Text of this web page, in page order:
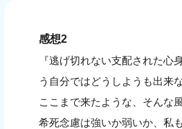
感想2
『逃げ切れない支配された
う自分ではどうしようも出来
ここまで来たような、そんな
希死念慮は強いか弱いか、私